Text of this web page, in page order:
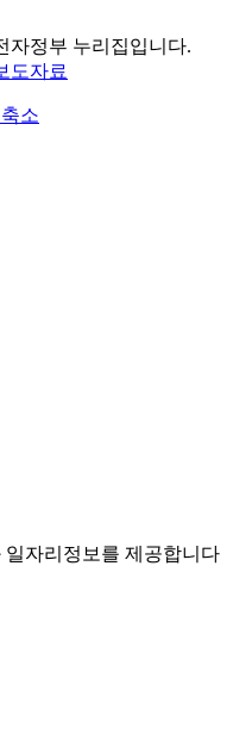
자정부 누리집입니다.
도자료
소
자리정보를 제공합니다